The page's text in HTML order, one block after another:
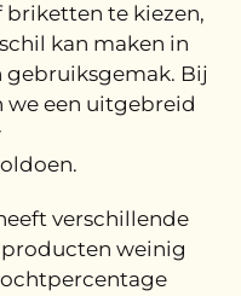
te kiezen,
kan maken in
Bij
we een uitgebreid
verschillende
weinig